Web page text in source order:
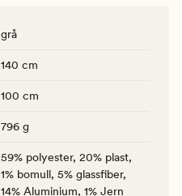
grå
140 cm
100 cm
796 g
59% polyester, 20% plast,
1% bomull, 5% glassfiber,
14% Aluminium, 1% Jern